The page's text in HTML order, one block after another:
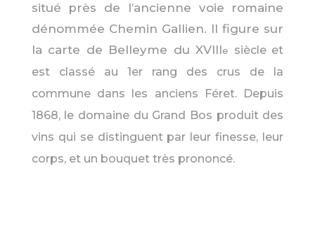
situé près de l’ancienne voie romaine
dénommée Chemin Gallien. Il figure sur
la carte de Belleyme du XVIIIe siècle et
est classé au 1er rang des crus de la
commune dans les anciens Féret. Depuis
1868, le domaine du Grand Bos produit des
vins qui se distinguent par leur finesse, leur
corps, et un bouquet très prononcé.